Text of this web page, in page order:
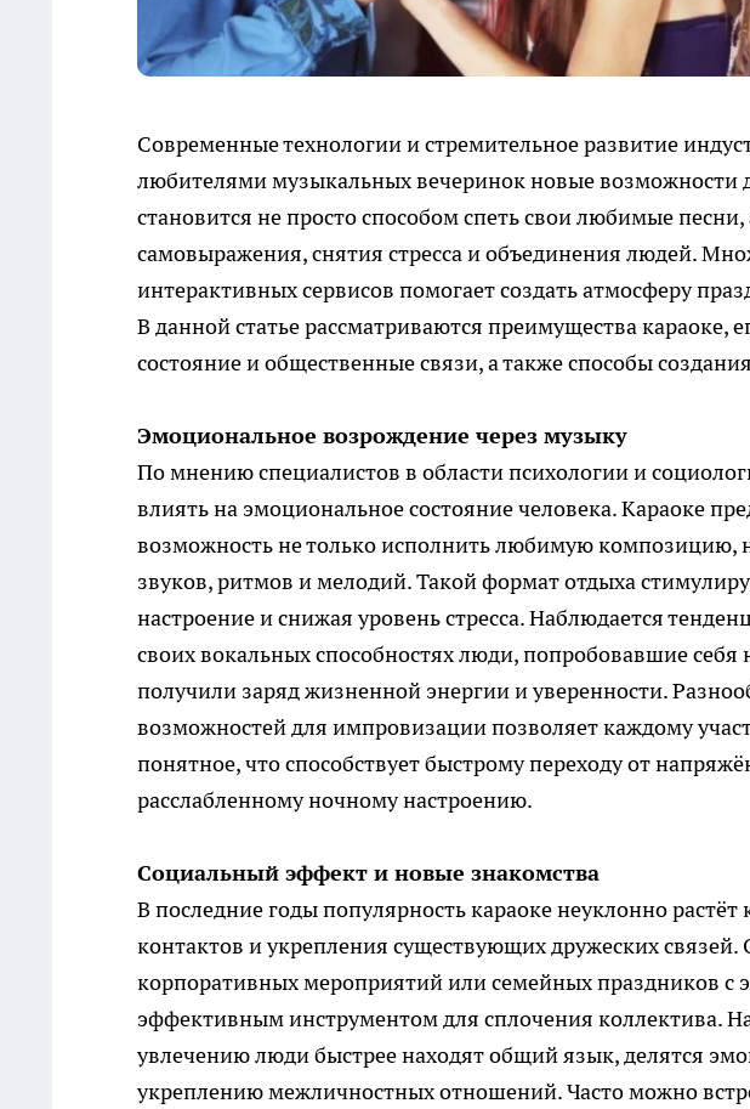
Современные технологии и стремительное развитие
любителями музыкальных вечеринок новые возможности
становится не просто способом спеть свои любимые
самовыражения, снятия стресса и объединения людей.
интерактивных сервисов помогает создать атмосферу
В данной статье рассматриваются преимущества караоке,
состояние и общественные связи, а также способы
Эмоциональное возрождение через музыку
По мнению специалистов в области психологии и
влиять на эмоциональное состояние человека. Караоке
возможность не только исполнить любимую композицию,
звуков, ритмов и мелодий. Такой формат отдыха
настроение и снижая уровень стресса. Наблюдается
своих вокальных способностях люди, попробовавшие себя
получили заряд жизненной энергии и уверенности.
возможностей для импровизации позволяет каждому
понятное, что способствует быстрому переходу от
расслабленному ночному настроению.
Социальный эффект и новые знакомства
В последние годы популярность караоке неуклонно
контактов и укрепления существующих дружеских
корпоративных мероприятий или семейных праздников с
эффективным инструментом для сплочения коллектива.
увлечению люди быстрее находят общий язык, делятся
укреплению межличностных отношений. Часто можно